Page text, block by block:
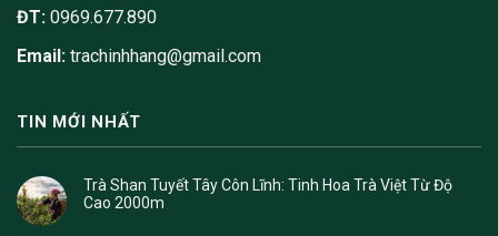
ĐT: 0969.677.890
Email: trachinhhang@gmail.com
TIN MỚI NHẤT
Trà Shan Tuyết Tây Côn Lĩnh: Tinh Hoa Trà Việt Từ Độ
Cao 2000m